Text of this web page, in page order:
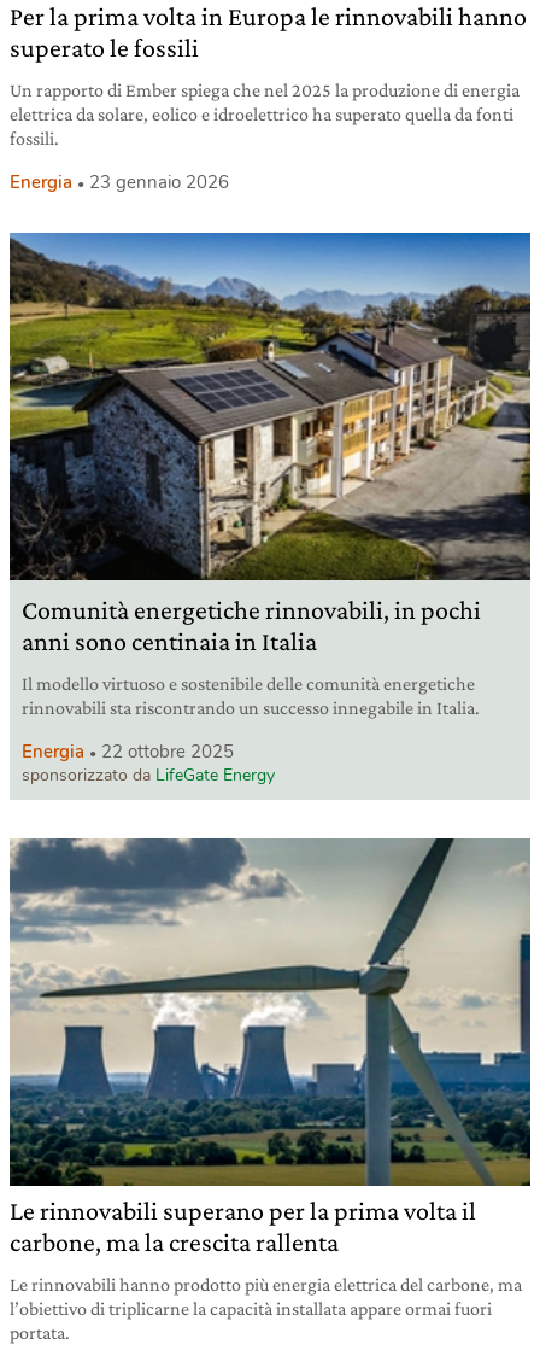
Per la prima volta in Europa le rinnovabili hanno
superato le fossili
Un rapporto di Ember spiega che nel 2025 la produzione di energia
elettrica da solare, eolico e idroelettrico ha superato quella da fonti
fossili.
Energia 23 gennaio 2026
Comunità energetiche rinnovabili, in pochi
anni sono centinaia in Italia
Il modello virtuoso e sostenibile delle comunità energetiche
rinnovabili sta riscontrando un successo innegabile in Italia.
Energia 22 ottobre 2025
sponsorizzato da LifeGate Energy
Le rinnovabili superano per la prima volta il
carbone, ma la crescita rallenta
Le rinnovabili hanno prodotto più energia elettrica del carbone, ma
l’obiettivo di triplicarne la capacità installata appare ormai fuori
portata.